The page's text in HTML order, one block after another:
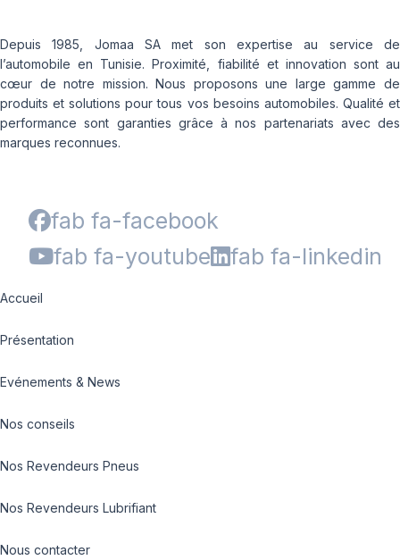
Depuis 1985, Jomaa SA met son expertise au service de
l’automobile en Tunisie. Proximité, fiabilité et innovation sont au
cœur de notre mission. Nous proposons une large gamme de
produits et solutions pour tous vos besoins automobiles. Qualité et
performance sont garanties grâce à nos partenariats avec des
marques reconnues.
fab fa-facebook
fab fa-youtube
fab fa-linkedin
Accueil
Présentation
Evénements & News
Nos conseils
Nos Revendeurs Pneus
Nos Revendeurs Lubrifiant
Nous contacter